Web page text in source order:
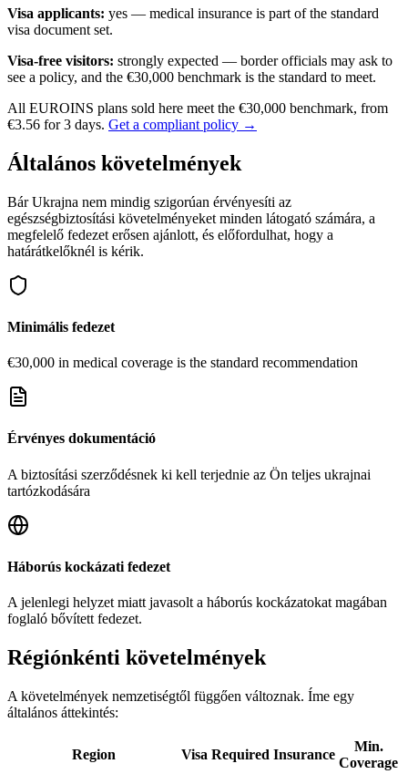
Visa applicants: yes — medical insurance is part of the standard
visa document set.
Visa-free visitors: strongly expected — border officials may ask to
see a policy, and the €30,000 benchmark is the standard to meet.
All EUROINS plans sold here meet the €30,000 benchmark, from
€3.56 for 3 days. Get a compliant policy →
Általános követelmények
Bár Ukrajna nem mindig szigorúan érvényesíti az
egészségbiztosítási követelményeket minden látogató számára, a
megfelelő fedezet erősen ajánlott, és előfordulhat, hogy a
határátkelőknél is kérik.
Minimális fedezet
€30,000 in medical coverage is the standard recommendation
Érvényes dokumentáció
A biztosítási szerződésnek ki kell terjednie az Ön teljes ukrajnai
tartózkodására
Háborús kockázati fedezet
A jelenlegi helyzet miatt javasolt a háborús kockázatokat magában
foglaló bővített fedezet.
Régiónkénti követelmények
A követelmények nemzetiségtől függően változnak. Íme egy
általános áttekintés:
Region Visa Required Insurance
Min.
Coverage